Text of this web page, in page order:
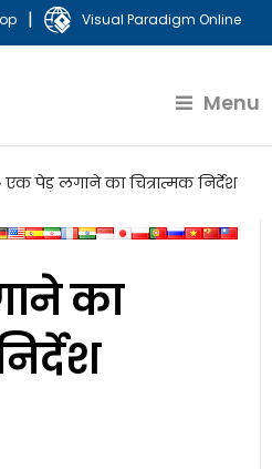
| Visual Paradigm Online
Menu
एक पेड़ लगाने का चित्रात्मक निर्देश
का